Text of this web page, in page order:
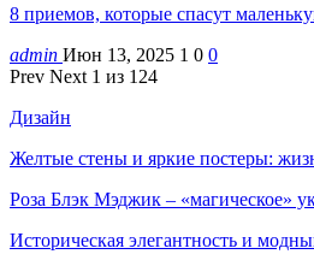
8 приемов, которые спасут
admin Июн 13, 2025 1 0 0
Prev Next 1 из 124
Дизайн
Желтые стены и яркие постеры:
Роза Блэк Мэджик – «магическое»
Историческая элегантность и